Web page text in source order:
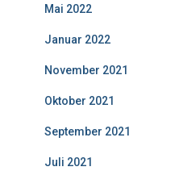
Mai 2022
Januar 2022
November 2021
Oktober 2021
September 2021
Juli 2021